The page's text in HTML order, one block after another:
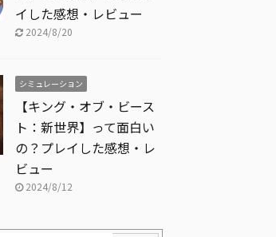
イした感想・レビュー
2024/8/20
シミュレーション
【キング・オブ・ビース
ト：新世界】って面白い
の？プレイした感想・レ
ビュー
2024/8/12